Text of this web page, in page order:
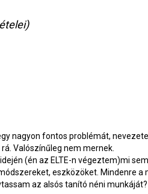
nagyon fontos problémát,
Valószínűleg nem mernek.
(én az ELTE-n végeztem)mi
eszközöket. Mindenre
az alsós tanító néni